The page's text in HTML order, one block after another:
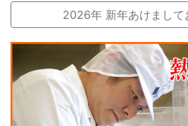
2026年 新年あけまし